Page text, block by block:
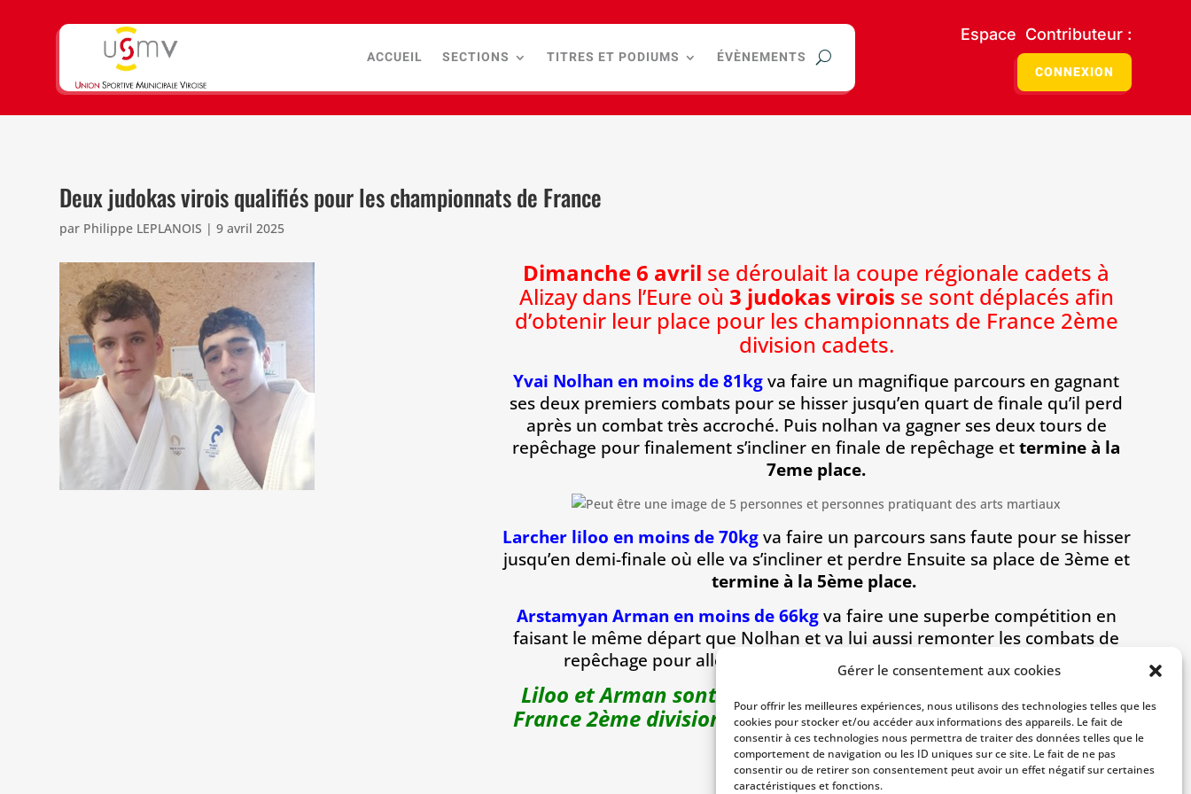
Gérer le consentement aux cookies
Pour offrir les meilleures expériences, nous utilisons des technologies telles que les
cookies pour stocker et/ou accéder aux informations des appareils. Le fait de
consentir à ces technologies nous permettra de traiter des données telles que le
comportement de navigation ou les ID uniques sur ce site. Le fait de ne pas
consentir ou de retirer son consentement peut avoir un effet négatif sur certaines
caractéristiques et fonctions.
ACCUEIL SECTIONS TITRES ET PODIUMS ÉVÈNEMENTS
Espace Contributeur :
CONNEXION
Deux judokas virois qualifiés pour les championnats de France
par Philippe LEPLANOIS |9 avril 2025
Dimanche 6 avril se déroulait la coupe régionale cadets à
Alizay dans l’Eure où 3 judokas virois se sont déplacés afin
d’obtenir leur place pour les championnats de France 2ème
division cadets.
Yvai Nolhan en moins de 81kg va faire un magnifique parcours en gagnant
ses deux premiers combats pour se hisser jusqu’en quart de finale qu’il perd
après un combat très accroché. Puis nolhan va gagner ses deux tours de
repêchage pour finalement s’incliner en finale de repêchage ettermine à la
7eme place.
Larcher liloo en moins de 70kg va faire un parcours sans faute pour se hisser
jusqu’en demi-finale où elle va s’incliner et perdre Ensuite sa place de 3ème et
termine à la 5ème place.
Arstamyan Arman en moins de 66kgva faire une superbe compétition en
faisant le même départ que Nolhan et va lui aussi remonter les combats de
repêchage pour aller jusqu’à remporter la médaille de bronze.
Liloo et Arman sont sélectionnés pour les championnats de
France 2ème division qui se dérouleront le 17 mai prochain à
Villebon sur Yvette.